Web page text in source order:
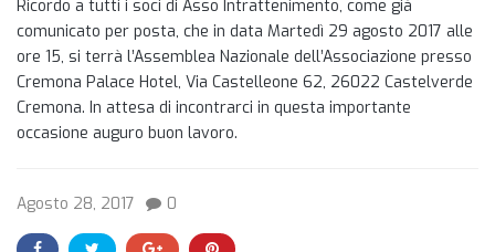
Ricordo a tutti i soci di Asso Intrattenimento, come già
comunicato per posta, che in data Martedì 29 agosto 2017 alle
ore 15, si terrà l’Assemblea Nazionale dell’Associazione presso
Cremona Palace Hotel, Via Castelleone 62, 26022 Castelverde
Cremona. In attesa di incontrarci in questa importante
occasione auguro buon lavoro.
Agosto 28, 2017 0